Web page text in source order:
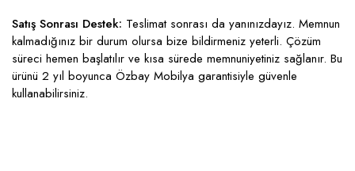
Satış Sonrası Destek: Teslimat sonrası da yanınızdayız. Memnun
kalmadığınız bir durum olursa bize bildirmeniz yeterli. Çözüm
süreci hemen başlatılır ve kısa sürede memnuniyetiniz sağlanır. Bu
ürünü 2 yıl boyunca Özbay Mobilya garantisiyle güvenle
kullanabilirsiniz.